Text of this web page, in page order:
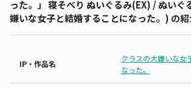
った。」 寝そべり ぬいぐるみ(EX) / ぬいぐ
嫌いな女子と結婚することになった。) の
IP・作品名
クラスの大嫌いな女
なった。